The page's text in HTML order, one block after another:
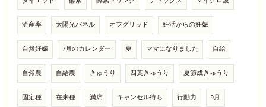
流産率 太陽光パネル オフグリッド 妊活からの妊娠
自然妊娠 7月のカレンダー 夏 ママになりました 自給
自然農 自給農 きゅうり 四葉きゅうり 夏節成きゅうり
固定種 在来種 満席 キャンセル待ち 行動力 9月